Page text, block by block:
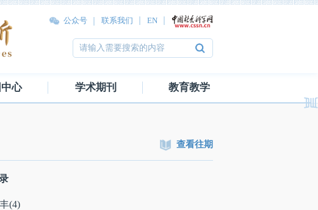
公众号 联系我们 EN
心 学术期刊 教育教学
查看往期
(4)